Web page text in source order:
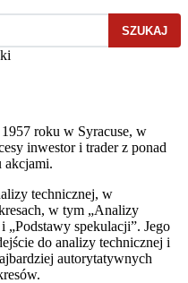
SZUKAJ
roku w Syracuse, w
inwestor i trader z ponad
akcjami.
technicznej, w
w tym „Analizy
„Podstawy spekulacji”. Jego
do analizy technicznej i
autorytatywnych